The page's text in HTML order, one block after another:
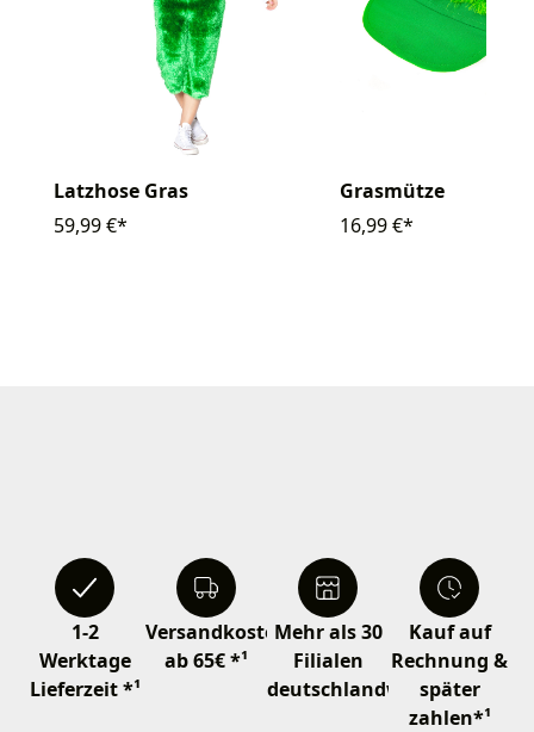
Latzhose Gras
59,99 €*
Grasmütze
16,99 €*
1-2
Werktage
Lieferzeit *¹
Versandkostenfrei
ab 65€ *¹
Mehr als 30
Filialen
deutschlandweit
Kauf auf
Rechnung &
später
zahlen*¹